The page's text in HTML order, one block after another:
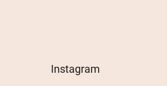
Instagram